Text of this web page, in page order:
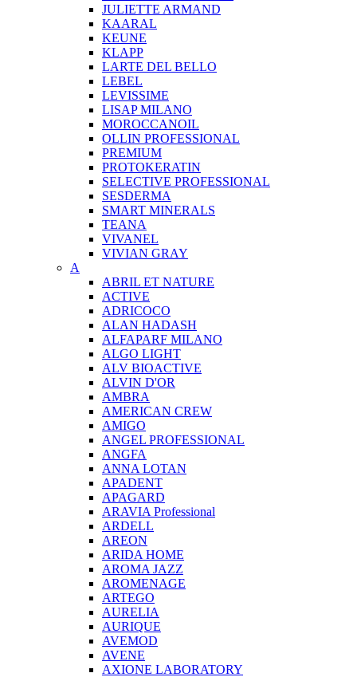
JULIETTE ARMAND
KAARAL
KEUNE
KLAPP
LARTE DEL BELLO
LEBEL
LEVISSIME
LISAP MILANO
MOROCCANOIL
OLLIN PROFESSIONAL
PREMIUM
PROTOKERATIN
SELECTIVE PROFESSIONAL
SESDERMA
SMART MINERALS
TEANA
VIVANEL
VIVIAN GRAY
A
ABRIL ET NATURE
ACTIVE
ADRICOCO
ALAN HADASH
ALFAPARF MILANO
ALGO LIGHT
ALV BIOACTIVE
ALVIN D'OR
AMBRA
AMERICAN CREW
AMIGO
ANGEL PROFESSIONAL
ANGFA
ANNA LOTAN
APADENT
APAGARD
ARAVIA Professional
ARDELL
AREON
ARIDA HOME
AROMA JAZZ
AROMENAGE
ARTEGO
AURELIA
AURIQUE
AVEMOD
AVENE
AXIONE LABORATORY